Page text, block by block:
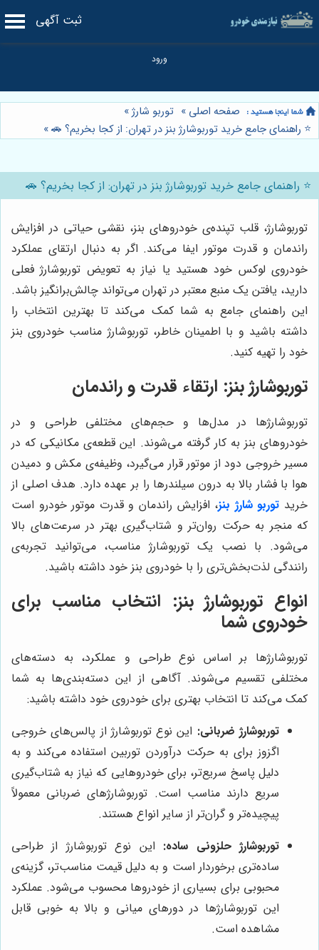
ثبت آگهی
صفحه اصلی » توربو شارژ»
⭐️ راهنمای جامع خرید توربوشارژ بنز در تهران: از کجا بخریم؟ 🚗»
⭐️ راهنمای جامع خرید توربوشارژ بنز در تهران: از کجا بخریم؟ 🚗
توربوشارژ، قلب تپنده‌ی خودروهای بنز، نقشی حیاتی در افزایش
راندمان و قدرت موتور ایفا می‌کند. اگر به دنبال ارتقای عملکرد
خودروی لوکس خود هستید یا نیاز به تعویض توربوشارژ فعلی
دارید، یافتن یک منبع معتبر در تهران می‌تواند چالش‌برانگیز باشد.
این راهنمای جامع به شما کمک می‌کند تا بهترین انتخاب را
داشته باشید و با اطمینان خاطر، توربوشارژ مناسب خودروی بنز
خود را تهیه کنید.
توربوشارژ بنز: ارتقاء قدرت و راندمان
توربوشارژها در مدل‌ها و حجم‌های مختلفی طراحی و در
خودروهای بنز به کار گرفته می‌شوند. این قطعه‌ی مکانیکی که در
مسیر خروجی دود از موتور قرار می‌گیرد، وظیفه‌ی مکش و دمیدن
هوا با فشار بالا به درون سیلندرها را بر عهده دارد. هدف اصلی از
خرید توربو شارژ بنز، افزایش راندمان و قدرت موتور خودرو است
که منجر به حرکت روان‌تر و شتاب‌گیری بهتر در سرعت‌های بالا
می‌شود. با نصب یک توربوشارژ مناسب، می‌توانید تجربه‌ی
رانندگی لذت‌بخش‌تری را با خودروی بنز خود داشته باشید.
انواع توربوشارژ بنز: انتخاب مناسب برای
خودروی شما
توربوشارژها بر اساس نوع طراحی و عملکرد، به دسته‌های
مختلفی تقسیم می‌شوند. آگاهی از این دسته‌بندی‌ها به شما
کمک می‌کند تا انتخاب بهتری برای خودروی خود داشته باشید:
توربوشارژ ضربانی: این نوع توربوشارژ از پالس‌های خروجی
اگزوز برای به حرکت درآوردن توربین استفاده می‌کند و به
دلیل پاسخ سریع‌تر، برای خودروهایی که نیاز به شتاب‌گیری
سریع دارند مناسب است. توربوشارژهای ضربانی معمولاً
پیچیده‌تر و گران‌تر از سایر انواع هستند.
توربوشارژ حلزونی ساده: این نوع توربوشارژ از طراحی
ساده‌تری برخوردار است و به دلیل قیمت مناسب‌تر، گزینه‌ی
محبوبی برای بسیاری از خودروها محسوب می‌شود. عملکرد
این توربوشارژها در دورهای میانی و بالا به خوبی قابل
مشاهده است.